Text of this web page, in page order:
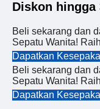
Diskon hingga
Beli sekarang dan
Sepatu Wanita!
Dapatkan
Beli sekarang dan
Sepatu Wanita!
Dapatkan